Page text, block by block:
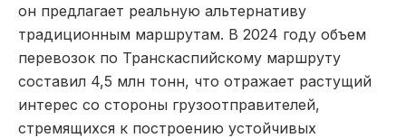
он предлагает реальную альтернативу
традиционным маршрутам. В 2024 году объем
перевозок по Транскаспийскому маршруту
составил 4,5 млн тонн, что отражает растущий
интерес со стороны грузоотправителей,
стремящихся к построению устойчивых